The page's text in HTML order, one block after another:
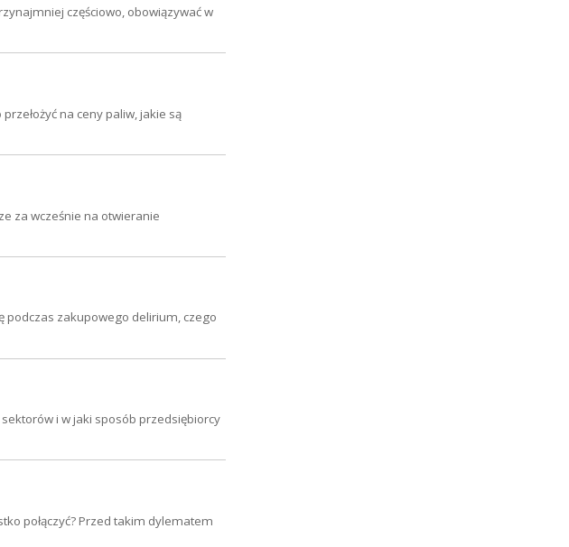
częściowo, obowiązywać w
na ceny paliw, jakie są
za wcześnie na otwieranie
podczas zakupowego delirium, czego
i w jaki sposób przedsiębiorcy
połączyć? Przed takim dylematem